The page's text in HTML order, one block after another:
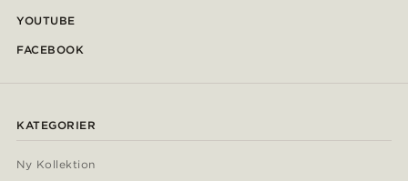
YOUTUBE
FACEBOOK
KATEGORIER
Ny Kollektion